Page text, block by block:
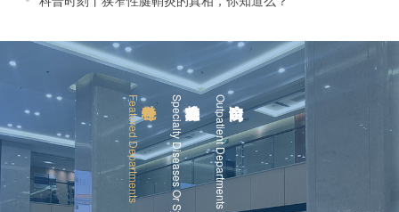
白彩琴
鄢云峰
副主任医师
副主任医师
宋艳艳
副主任医师 Featured Departments Specialty Diseases Or Symptoms Outpatient Departments